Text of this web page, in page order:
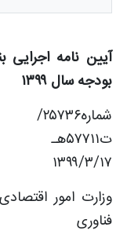
بودجه سال ۱۳۹۹
شماره۲۵۷۳۶/
۱۳۹۹/۳/۱۷
وزارت امور
فناوری